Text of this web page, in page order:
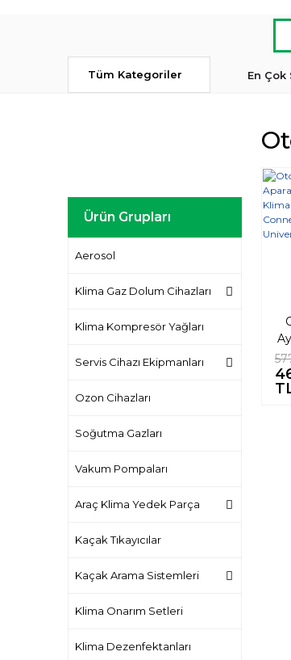
Tüm Kategoriler En Çok
Ürün Grupları
Aerosol
Klima Gaz Dolum Cihazları
Klima Kompresör Yağları
Servis Cihazı Ekipmanları
Ozon Cihazları
Soğutma Gazları
Vakum Pompaları
Araç Klima Yedek Parça
Kaçak Tıkayıcılar
Kaçak Arama Sistemleri
Klima Onarım Setleri
Klima Dezenfektanları
(9